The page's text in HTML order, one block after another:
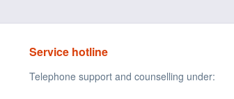
Service hotline
Telephone support and counselling under: